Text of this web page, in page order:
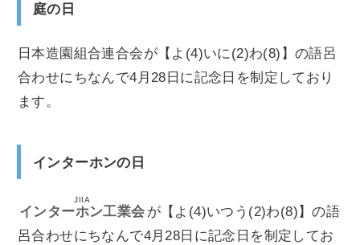
庭の日
日本造園組合連合会が【よ(4)いに(2)わ(8)】の語呂
合わせにちなんで4月28日に記念日を制定しており
ます。
インターホンの日
インターホン工業会
JIIA
が【よ(4)いつう(2)わ(8)】の語
呂合わせにちなんで4月28日に記念日を制定してお